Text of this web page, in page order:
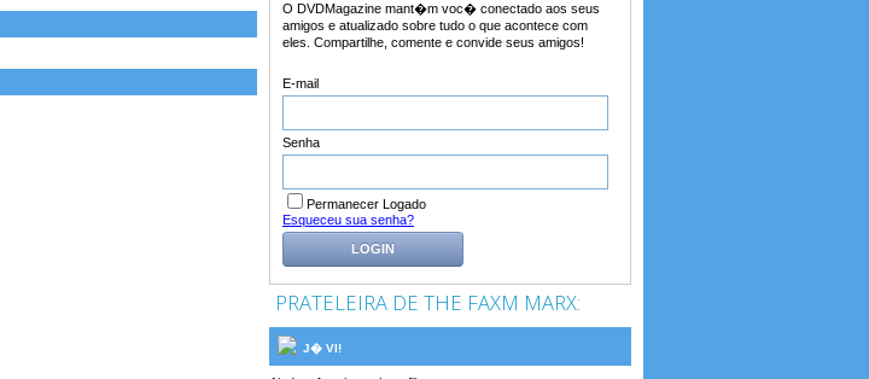
O DVDMagazine mant�m voc� conectado aos seus
amigos e atualizado sobre tudo o que acontece com
eles. Compartilhe, comente e convide seus amigos!
E-mail
Senha
Permanecer Logado
Esqueceu sua senha?
LOGIN
PRATELEIRA DE THE FAXM MARX:
J� VI!